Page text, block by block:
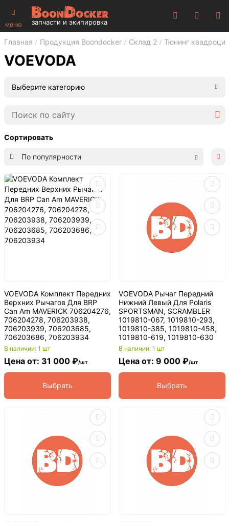
меню запчасти и экипировка
Главная Продукция Boondocker Склад 2 Тюнинг
VOEVODA
Выберите категорию
Сортировать
По популярности
VOEVODA Комплект Передних
Верхних Рычагов Для BRP
Can Am MAVERICK 706204276,
706204278, 706203938,
706203939, 706203685,
706203686, 706203934
В наличии: 1 шт
Цена от: 31 000 ₽/шт
Выбрать
VOEVODA Рычаг Передний
Нижний Левый Для Polaris
SPORTSMAN, SCRAMBLER
1019810-067, 1019810-293,
1019810-385, 1019810-458,
1019810-619, 1019810-630
В наличии: 1 шт
Цена от: 9 000 ₽/шт
Выбрать